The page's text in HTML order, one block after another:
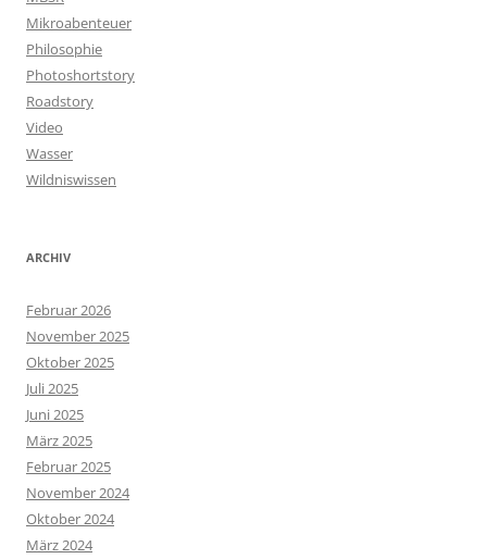
Mikroabenteuer
Philosophie
Photoshortstory
Roadstory
Video
Wasser
Wildniswissen
ARCHIV
Februar 2026
November 2025
Oktober 2025
Juli 2025
Juni 2025
März 2025
Februar 2025
November 2024
Oktober 2024
März 2024